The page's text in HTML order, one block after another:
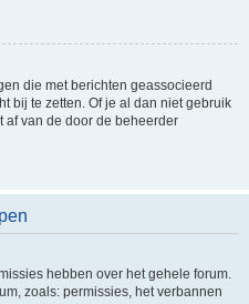
die met berichten geassocieerd
bij te zetten. Of je al dan niet gebruik
af van de door de beheerder
hebben over het gehele forum.
zoals: permissies, het verbannen